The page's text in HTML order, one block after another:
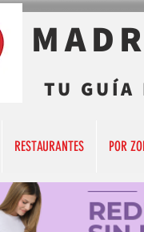
TU GUÍA
RESTAURANTES POR